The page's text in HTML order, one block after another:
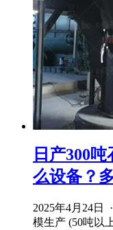
日产300
么设备？
2025年4月24日
模生产 (50吨以